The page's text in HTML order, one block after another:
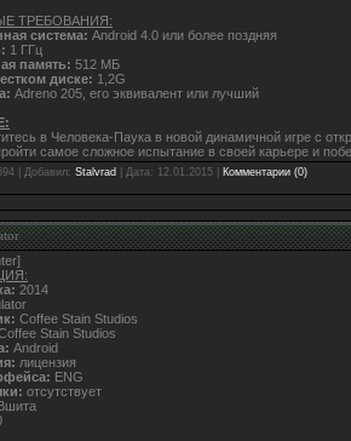
ТРЕБОВАНИЯ:
система: Android 4.0 или более поздняя
1 ГГц
память: 512 МБ
диске: 1,2G
Adreno 205, его эквивалент или лучший
в Человека-Паука в новой динамичной игре с
самое сложное испытание в своей карьере и
| Добавил: Stalvrad | Дата: 12.01.2015 Комментарии (0)
2014
Coffee Stain Studios
Stain Studios
Android
лицензия
ENG
отсутствует